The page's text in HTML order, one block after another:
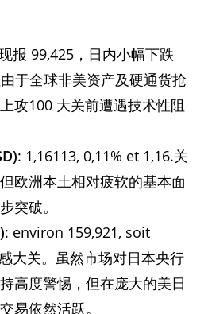
现报 99,425，日内小幅下跌
于全球非美资产及硬通货抢
攻100 大关前遭遇技术性阻
: 1,16113, 0,11% et 1,16.关
欧洲本土相对疲软的基本面
突破。
: environ 159,921, soit
大关。虽然市场对日本央行
高度警惕，但在庞大的美日
易依然活跃。